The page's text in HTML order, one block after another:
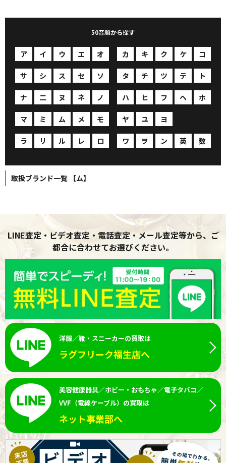
50音順から探す
ア イ ウ エ オ カ キ ク ケ コ
サ シ ス セ ソ タ チ ツ テ ト
ナ 二 ヌ ネ ノ ハ ヒ フ ヘ ホ
マ ミ ム メ モ ヤ ユ ヨ
ラ リ ル レ ロ ワ ヲ ン 英 数
取扱ブランド一覧 【ム】
LINE査定・ビデオ査定・電話査定・メール査定等から、ご
都合に合わせてお選びください。
洋服／靴・スニーカーの買取は
ラグフリーク福生店へ
美容健康器具／ホビー・おもちゃ／電子タバコ／
VVF（電線ケーブル）の買取は
ネット事業部へ